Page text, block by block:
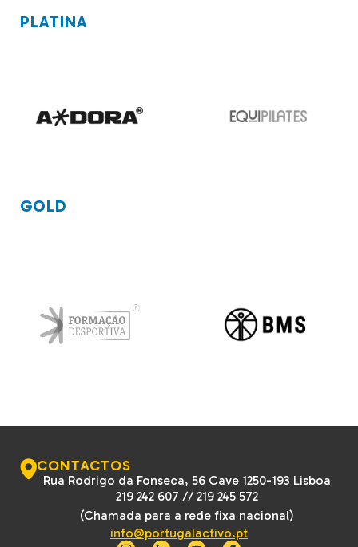
PLATINA
GOLD
CONTACTOS
Rua Rodrigo da Fonseca, 56 Cave 1250-193 Lisboa
219 242 607 //219 245 572
(Chamada para a rede fixa nacional)
info@portugalactivo.pt